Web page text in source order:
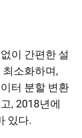
이 간편한 설
소화하며,
터 분할 변환
, 2018년에
있다.